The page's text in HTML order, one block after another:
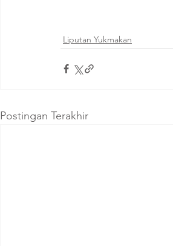
Liputan Yukmakan
Postingan Terakhir